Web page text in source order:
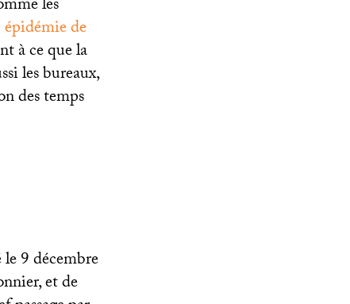
les
épidémie de
à ce que la
les bureaux,
des temps
9 décembre
et de